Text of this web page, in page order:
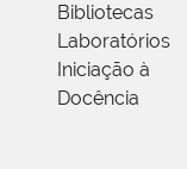
Bibliotecas
Laboratórios
Iniciação à
Docência